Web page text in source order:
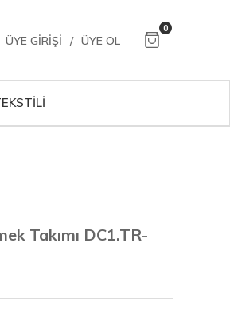
ÜYE GIRIŞI / ÜYE OL
0
Takımı DC1.TR-